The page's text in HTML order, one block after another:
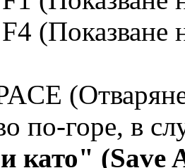
(Показване
по-горе, в
като" (Save